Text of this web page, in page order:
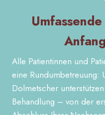
Alle Patientinnen und
eine Rundumbetreuung:
Dolmetscher
Behandlung – von der